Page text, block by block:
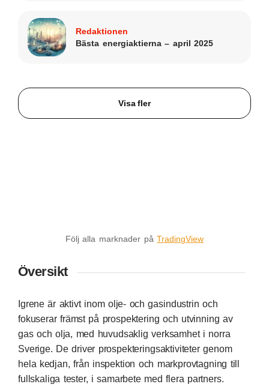
Redaktionen
Bästa energiaktierna – april 2025
Visa fler
Följ alla marknader påTradingView
Översikt
Igrene är aktivt inom olje- och gasindustrin och
fokuserar främst på prospektering och utvinning av
gas och olja, med huvudsaklig verksamhet i norra
Sverige. De driver prospekteringsaktiviteter genom
hela kedjan, från inspektion och markprovtagning till
fullskaliga tester, i samarbete med flera partners.